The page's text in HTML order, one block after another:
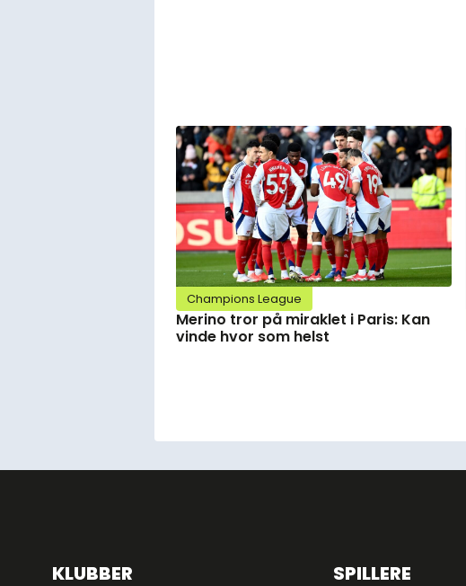
Champions League
Merino tror på miraklet i Paris: Kan
vinde hvor som helst
KLUBBER SPILLERE